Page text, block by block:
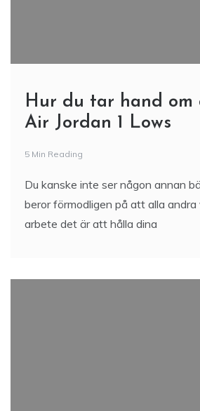
Hur du tar hand om
Air Jordan 1 Lows
5 Min Reading
Du kanske inte ser någon annan
beror förmodligen på att alla
arbete det är att hålla dina